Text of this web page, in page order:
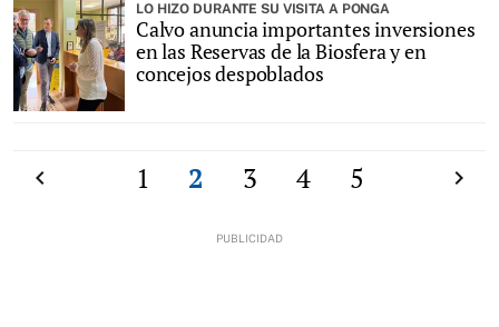
LO HIZO DURANTE SU VISITA A PONGA
Calvo anuncia importantes inversiones
en las Reservas de la Biosfera y en
concejos despoblados
1 2 3 4 5